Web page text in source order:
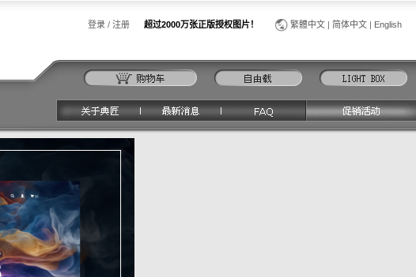
登录 / 注册 超过2000万张正版授权图片！ 繁體中文 | 简体中文 | English